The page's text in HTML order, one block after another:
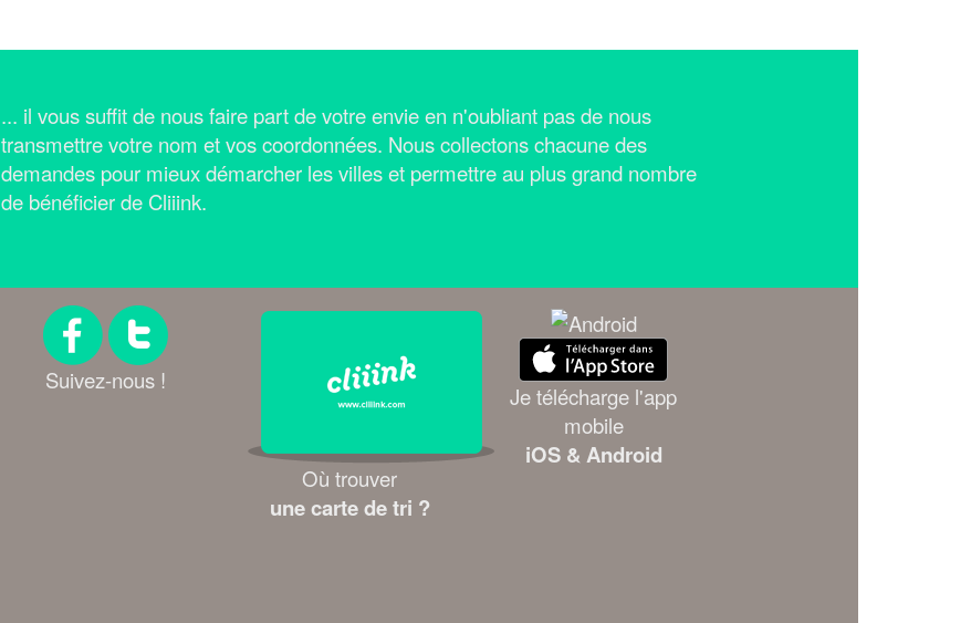
... il vous suffit de nous faire part de votre envie en n'oubliant pas de nous
transmettre votre nom et vos coordonnées. Nous collectons chacune des
demandes pour mieux démarcher les villes et permettre au plus grand nombre
de bénéficier de Cliiink.
Suivez-nous !
Où trouver
une carte de tri ?
Je télécharge l'app
mobile
iOS & Android